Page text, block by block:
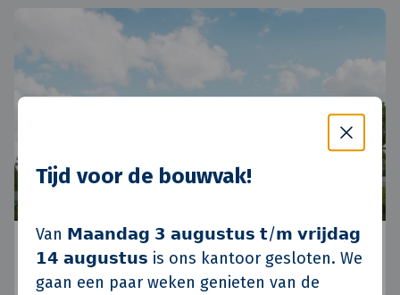
Tijd voor de bouwvak!
Van 𝗠𝗮𝗮𝗻𝗱𝗮𝗴 𝟯 𝗮𝘂𝗴𝘂𝘀𝘁𝘂𝘀 𝘁/𝗺 𝘃𝗿𝗶𝗷𝗱𝗮𝗴
𝟭𝟰 𝗮𝘂𝗴𝘂𝘀𝘁𝘂𝘀 is ons kantoor gesloten. We
gaan een paar weken genieten van de
Koninko, Polen
Standort Polen • Aktuelle